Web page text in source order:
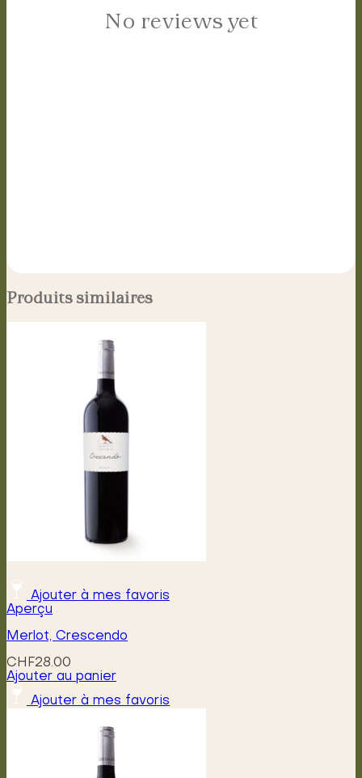
No reviews yet
Produits similaires
Ajouter à mes favoris
Aperçu
Merlot, Crescendo
CHF28.00
Ajouter au panier
Ajouter à mes favoris